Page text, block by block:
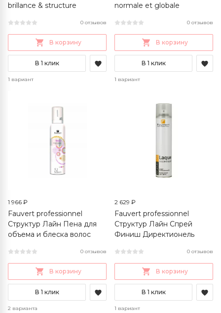
brillance & structure
0 отзывов
В корзину
В 1 клик
1 вариант
normale et globale
0 отзывов
В корзину
В 1 клик
1 вариант
1 966 ₽
Fauvert professionnel
Структур Лайн Пена для
объема и блеска волос
0 отзывов
В корзину
В 1 клик
2 варианта
2 629 ₽
Fauvert professionnel
Структур Лайн Спрей
Финиш Директионель
0 отзывов
В корзину
В 1 клик
1 вариант